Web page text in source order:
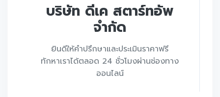
บริษัท ดีเค สตาร์ทอัพ
จำกัด
ยินดีให้คำปรึกษาและประเมินราคาฟรี
ทักหาเราได้ตลอด 24 ชั่วโมงผ่านช่องทาง
ออนไลน์